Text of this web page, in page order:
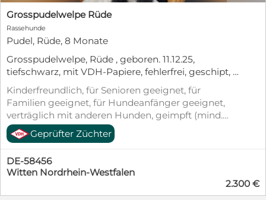
Grosspudelwelpe Rüde
Rassehunde
Pudel, Rüde, 8 Monate
Grosspudelwelpe, Rüde , geboren. 11.12.25,
tiefschwarz, mit VDH-Papiere, fehlerfrei, geschipt, 2
mal geimpft, sucht noch sein Zuhause auf
Lebenszeit. Till ist sehr verschmust, gut sozialisiert
und mit anderen Hunden gut verträglich. Die Eltern
sind auf Erbkrankheiten untersucht. Bei Interesse
rufen Sie mich gerne an. Telefon 02302 / 73522
Kinderfreundlich, für Senioren geeignet, für
Familien geeignet, für Hundeanfänger geeignet,
verträglich mit anderen Hunden, geimpft (mind.
Pflichtimpfungen), entwurmt, gechipt, mit EU-
Heimtierausweis, Welpenwurf, Allergikerfreundlich,
Stubenrein
Geprüfter Züchter
DE-58456
Witten Nordrhein-Westfalen
2.300 €